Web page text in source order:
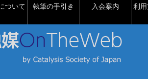
ついて 執筆の手引き 入会案内 利